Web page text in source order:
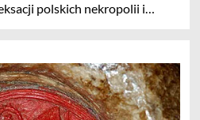
polskich nekropolii i
swoich zdjęć
- szczególnie małych